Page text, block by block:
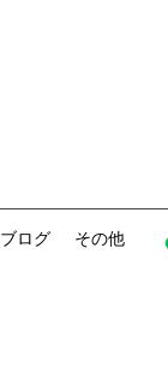
ブログ その他